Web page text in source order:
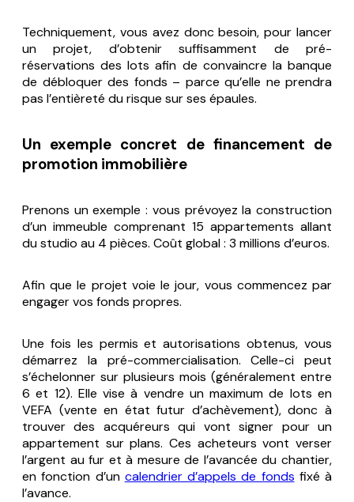
Techniquement, vous avez donc besoin, pour lancer
un projet, d’obtenir suffisamment de pré-
réservations des lots afin de convaincre la banque
de débloquer des fonds – parce qu’elle ne prendra
pas l’entièreté du risque sur ses épaules.
Un exemple concret de financement de
promotion immobilière
Prenons un exemple : vous prévoyez la construction
d’un immeuble comprenant 15 appartements allant
du studio au 4 pièces. Coût global : 3 millions d’euros.
Afin que le projet voie le jour, vous commencez par
engager vos fonds propres.
Une fois les permis et autorisations obtenus, vous
démarrez la pré-commercialisation. Celle-ci peut
s’échelonner sur plusieurs mois (généralement entre
6 et 12). Elle vise à vendre un maximum de lots en
VEFA (vente en état futur d’achèvement), donc à
trouver des acquéreurs qui vont signer pour un
appartement sur plans. Ces acheteurs vont verser
l’argent au fur et à mesure de l’avancée du chantier,
en fonction d’un calendrier d’appels de fonds fixé à
l’avance.